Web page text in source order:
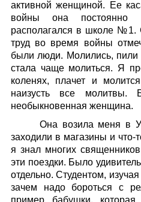
активной женщиной. Ее
войны она постоянно
располагался в школе
труд во время войны
были люди. Молились, пили
стала чаще молиться. Я
коленях, плачет и
наизусть все молитвы.
необыкновенная женщина.
Она возила меня в
заходили в магазины и
я знал многих
эти поездки. Было
отдельно. Студентом,
зачем надо бороться с
пример бабушки,